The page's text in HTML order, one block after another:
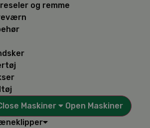
og remme
Maskiner
Open Maskiner